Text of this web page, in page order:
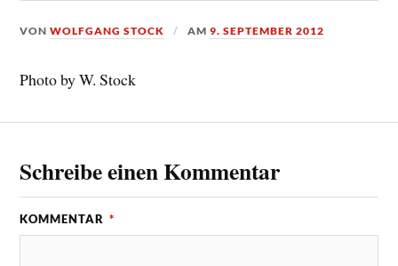
VONWOLFGANG STOCK AM9. SEPTEMBER 2012
Photo by W. Stock
Schreibe einen Kommentar
KOMMENTAR *